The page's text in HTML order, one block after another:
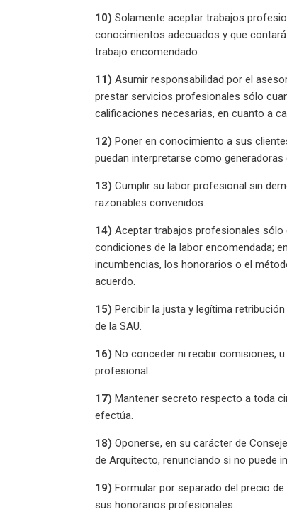
10) Solamente aceptar trabajos
conocimientos adecuados y que
trabajo encomendado.
11) Asumir responsabilidad por el
prestar servicios profesionales sólo
calificaciones necesarias, en cuanto a
12)Poner en conocimiento a sus
puedan interpretarse como
13) Cumplir su labor profesional sin
razonables convenidos.
14) Aceptar trabajos profesionales sólo
condiciones de la labor encomendada;
incumbencias, los honorarios o el
acuerdo.
15) Percibir la justa y legítima
de la SAU.
16) No conceder ni recibir comisiones,
profesional.
17) Mantener secreto respecto a toda
efectúa.
18) Oponerse, en su carácter de
de Arquitecto, renunciando si no puede
19)Formular por separado del precio
sus honorarios profesionales.